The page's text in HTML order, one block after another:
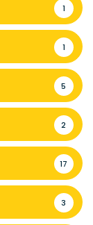
1
1
5
2
17
3